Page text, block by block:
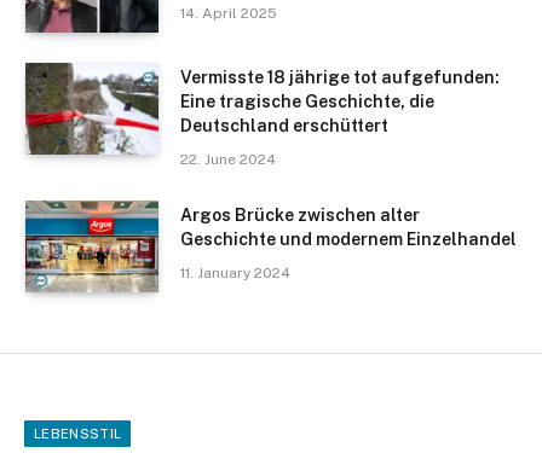
14. April 2025
Vermisste 18 jährige tot aufgefunden:
Eine tragische Geschichte, die
Deutschland erschüttert
22. June 2024
Argos Brücke zwischen alter
Geschichte und modernem Einzelhandel
11. January 2024
LEBENSSTIL